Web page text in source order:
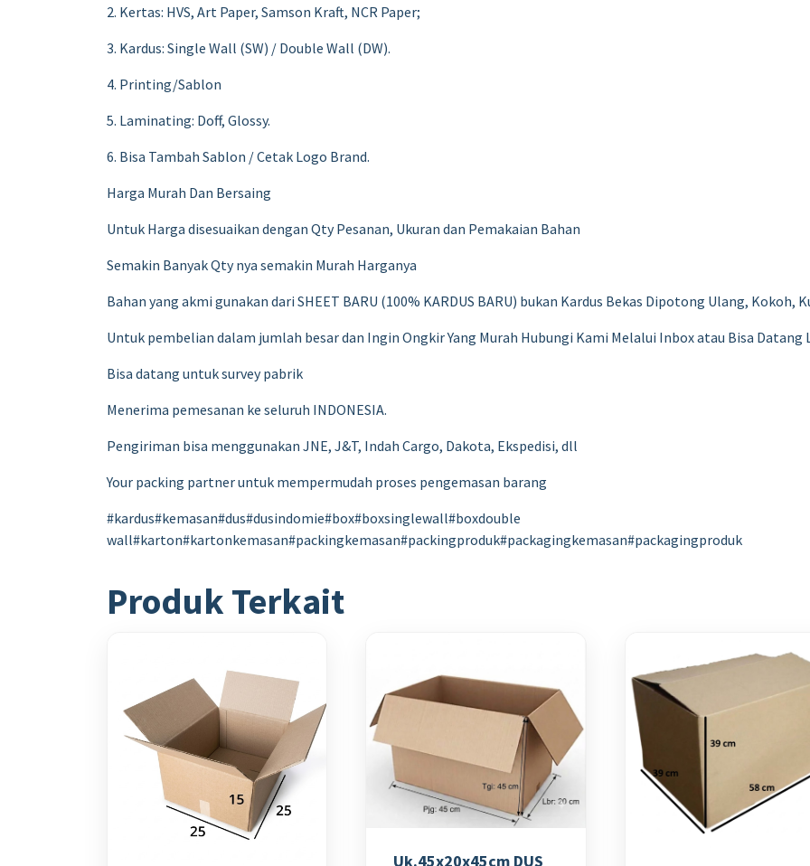
2. Kertas: HVS, Art Paper, Samson Kraft, NCR Paper;
3. Kardus: Single Wall (SW) / Double Wall (DW).
4. Printing/Sablon
5. Laminating: Doff, Glossy.
6. Bisa Tambah Sablon / Cetak Logo Brand.
Harga Murah Dan Bersaing
Untuk Harga disesuaikan dengan Qty Pesanan, Ukuran dan Pemakaian Bahan
Semakin Banyak Qty nya semakin Murah Harganya
Bahan yang akmi gunakan dari SHEET BARU (100% KARDUS BARU) bukan Kardus Bekas Dipotong Ulang, Kokoh,
Untuk pembelian dalam jumlah besar dan Ingin Ongkir Yang Murah Hubungi Kami Melalui Inbox atau Bisa Datang
Bisa datang untuk survey pabrik
Menerima pemesanan ke seluruh INDONESIA.
Pengiriman bisa menggunakan JNE, J&T, Indah Cargo, Dakota, Ekspedisi, dll
Your packing partner untuk mempermudah proses pengemasan barang
#kardus#kemasan#dus#dusindomie#box#boxsinglewall#boxdouble
wall#karton#kartonkemasan#packingkemasan#packingproduk#packagingkemasan#packagingproduk
Produk Terkait
Uk.45x20x45cm DUS